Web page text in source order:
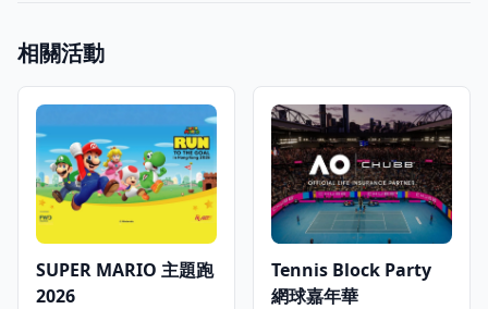
相關活動
SUPER MARIO 主題跑
2026
Tennis Block Party
網球嘉年華